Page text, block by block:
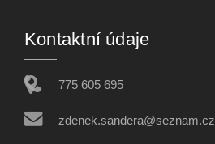
Kontaktní údaje
775 605 695
zdenek.sandera@seznam.cz